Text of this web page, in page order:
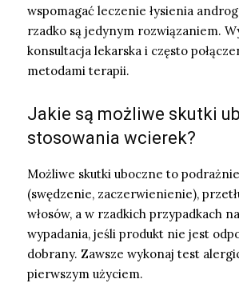
wspomagać leczenie łysienia
rzadko są jedynym rozwiązaniem.
konsultacja lekarska i często
metodami terapii.
Jakie są możliwe skutki
stosowania wcierek?
Możliwe skutki uboczne to
(swędzenie, zaczerwienienie),
włosów, a w rzadkich przypadkach
wypadania, jeśli produkt nie jest
dobrany. Zawsze wykonaj test
pierwszym użyciem.